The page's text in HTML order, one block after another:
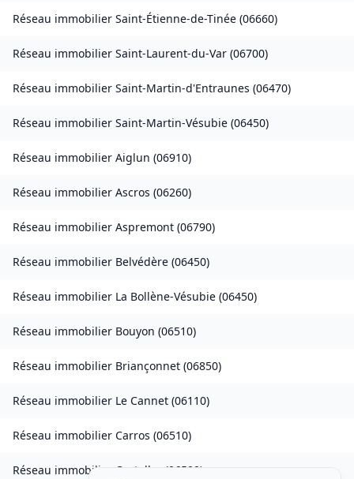
Réseau immobilier Saint-Étienne-de-Tinée (06660)
Réseau immobilier Saint-Laurent-du-Var (06700)
Réseau immobilier Saint-Martin-d'Entraunes (06470)
Réseau immobilier Saint-Martin-Vésubie (06450)
Réseau immobilier Aiglun (06910)
Réseau immobilier Ascros (06260)
Réseau immobilier Aspremont (06790)
Réseau immobilier Belvédère (06450)
Réseau immobilier La Bollène-Vésubie (06450)
Réseau immobilier Bouyon (06510)
Réseau immobilier Briançonnet (06850)
Réseau immobilier Le Cannet (06110)
Réseau immobilier Carros (06510)
Réseau immobilier Castellar (06500)